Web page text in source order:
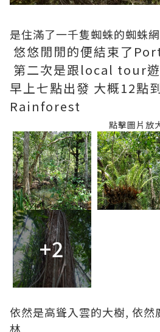
是住滿了一千隻蜘蛛的蜘蛛
悠悠閒閒的便結束了
第二次是跟local tour
早上七點出發 大概12點
Rainforest
點擊圖片放
+2
依然是高聳入雲的大樹, 依然
林